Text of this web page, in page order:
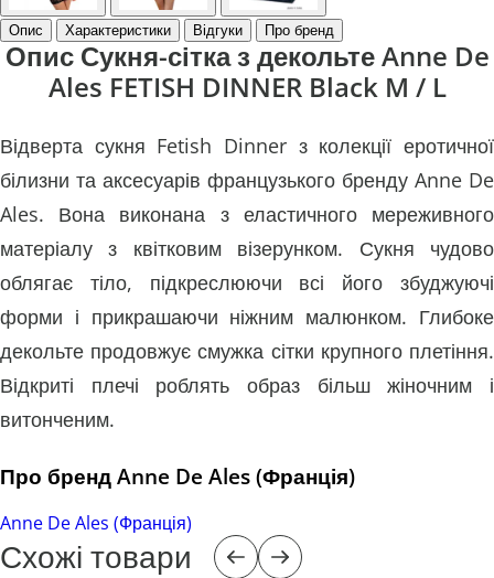
Опис Характеристики Відгуки Про бренд
Опис Сукня-сітка з декольте Anne De
Ales FETISH DINNER Black M / L
Відверта сукня Fetish Dinner з колекції еротичної
білизни та аксесуарів французького бренду Anne De
Ales. Вона виконана з еластичного мереживного
матеріалу з квітковим візерунком. Сукня чудово
облягає тіло, підкреслюючи всі його збуджуючі
форми і прикрашаючи ніжним малюнком. Глибоке
декольте продовжує смужка сітки крупного плетіння.
Відкриті плечі роблять образ більш жіночним і
витонченим.
Про бренд Anne De Ales (Франція)
Anne De Ales (Франція)
Схожі товари